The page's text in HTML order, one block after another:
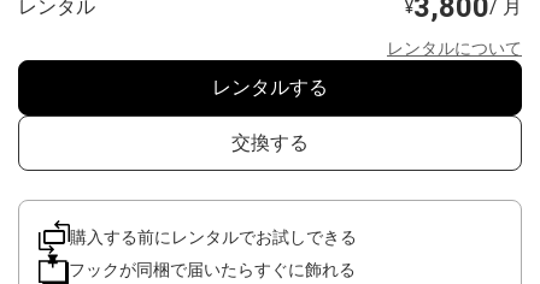
レンタル ¥3,800/ 月
レンタルについて
レンタルする
交換する
購入する前にレンタルでお試しできる
フックが同梱で届いたらすぐに飾れる